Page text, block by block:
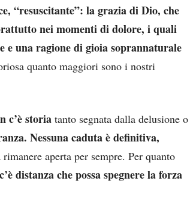
“resuscitante”: la grazia di Dio, che
nei momenti di dolore, i quali
e una ragione di gioia soprannaturale
quanto maggiori sono i nostri
c’è storia tanto segnata dalla delusione o
Nessuna caduta è definitiva,
aperta per sempre. Per quanto
distanza che possa spegnere la forza